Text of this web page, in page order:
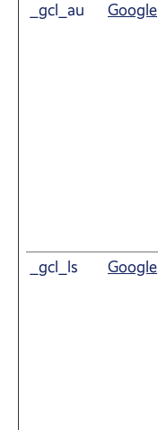
_gcl_au Google
_gcl_ls Google